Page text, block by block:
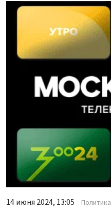
14 июня 2024, 13:05 Политика